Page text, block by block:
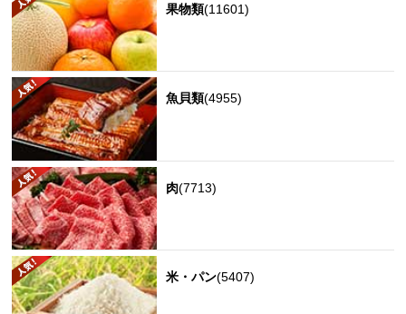
果物類(11601)
魚貝類(4955)
肉(7713)
米・パン(5407)